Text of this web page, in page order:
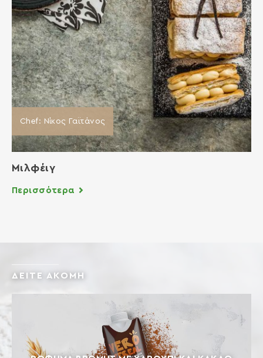
Chef: Νίκος Γαϊτάνος
Μιλφέιγ
Περισσότερα
ΔΕΙΤΕ ΑΚΟΜΗ